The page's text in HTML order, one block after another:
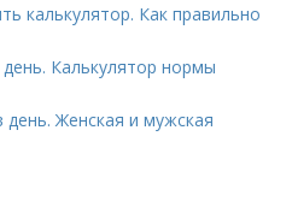
калькулятор. Как правильно
Калькулятор нормы
день. Женская и мужская